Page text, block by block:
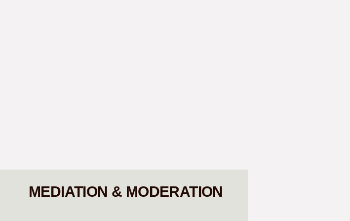
MEDIATION & MODERATION